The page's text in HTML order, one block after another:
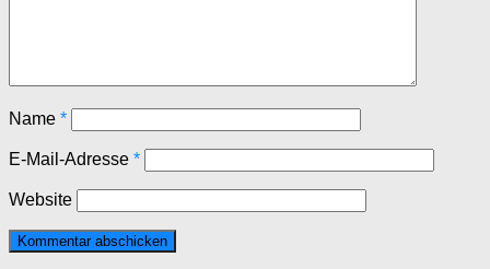
Name *
E-Mail-Adresse *
Website